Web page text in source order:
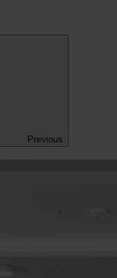
Previous